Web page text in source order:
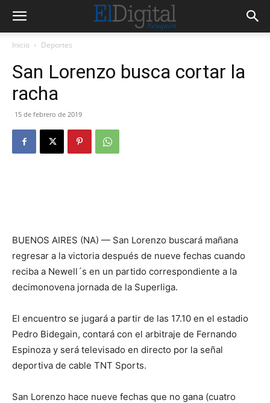
Inicio Deportes
San Lorenzo busca cortar la
racha
15 de febrero de 2019
BUENOS AIRES (NA) — San Lorenzo buscará mañana
regresar a la victoria después de nueve fechas cuando
reciba a Newell´s en un partido correspondiente a la
decimonovena jornada de la Superliga.
El encuentro se jugará a partir de las 17.10 en el estadio
Pedro Bidegain, contará con el arbitraje de Fernando
Espinoza y será televisado en directo por la señal
deportiva de cable TNT Sports.
San Lorenzo hace nueve fechas que no gana (cuatro